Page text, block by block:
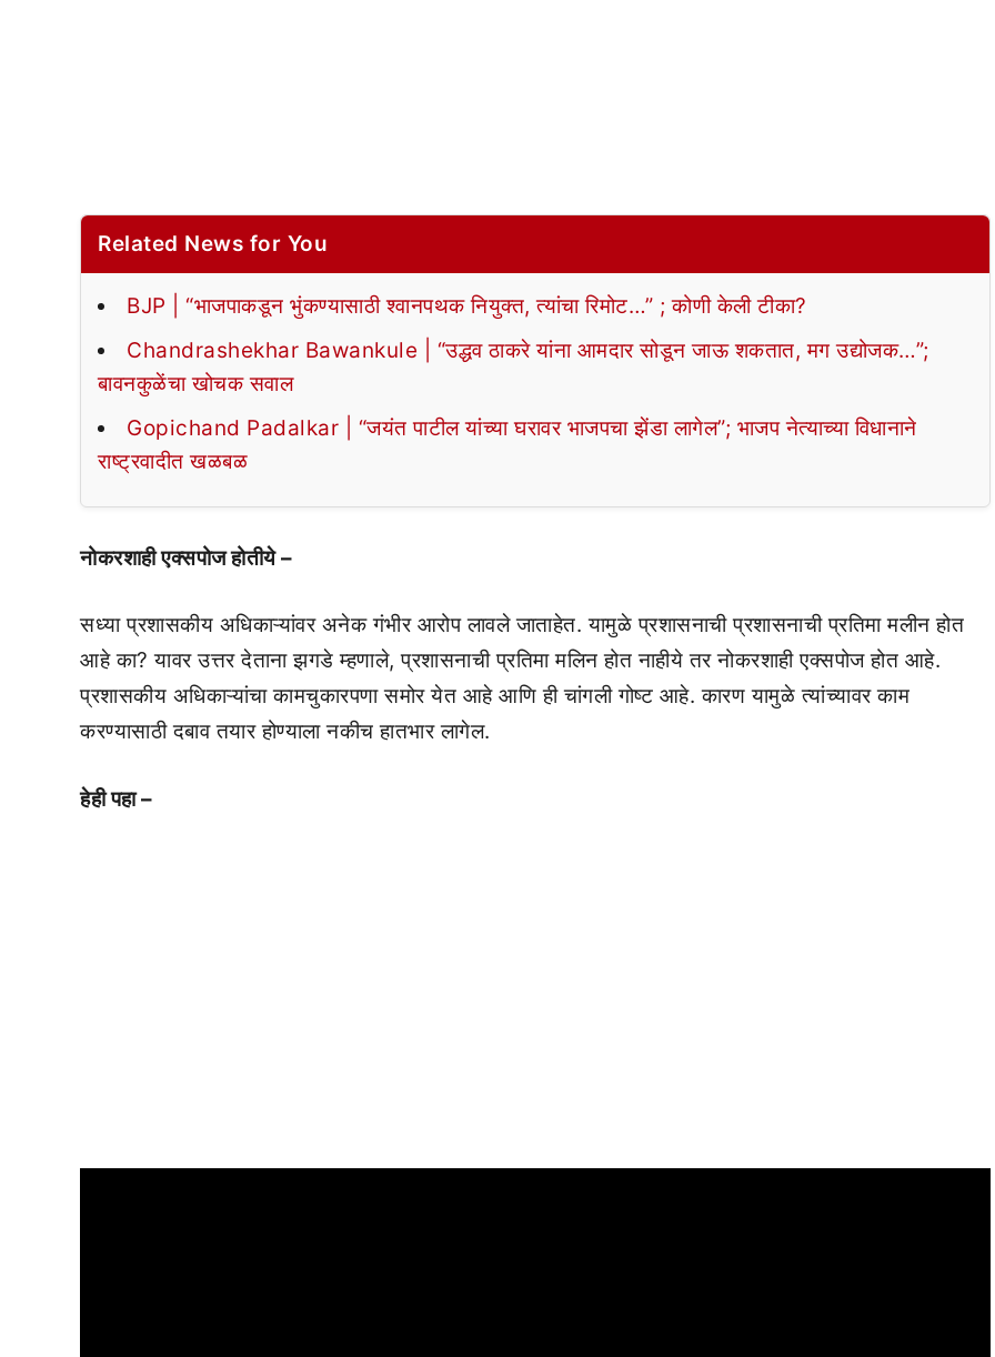
Related News for You
BJP | “भाजपाकडून भुंकण्यासाठी श्वानपथक नियुक्त, त्यांचा रिमोट…” ; कोणी केली टीका?
Chandrashekhar Bawankule | “उद्धव ठाकरे यांना आमदार सोडून जाऊ शकतात, मग उद्योजक…”;
बावनकुळेंचा खोचक सवाल
Gopichand Padalkar | “जयंत पाटील यांच्या घरावर भाजपचा झेंडा लागेल”; भाजप नेत्याच्या विधानाने
राष्ट्रवादीत खळबळ
नोकरशाही एक्सपोज होतीये –
सध्या प्रशासकीय अधिकाऱ्यांवर अनेक गंभीर आरोप लावले जाताहेत. यामुळे प्रशासनाची प्रशासनाची प्रतिमा मलीन होत
आहे का? यावर उत्तर देताना झगडे म्हणाले, प्रशासनाची प्रतिमा मलिन होत नाहीये तर नोकरशाही एक्सपोज होत आहे.
प्रशासकीय अधिकाऱ्यांचा कामचुकारपणा समोर येत आहे आणि ही चांगली गोष्ट आहे. कारण यामुळे त्यांच्यावर काम
करण्यासाठी दबाव तयार होण्याला नकीच हातभार लागेल.
हेही पहा –